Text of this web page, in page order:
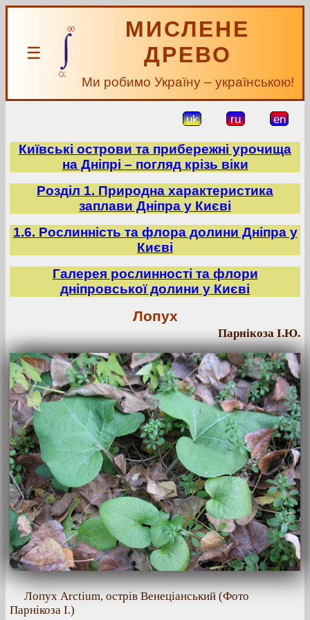
☰
МИСЛЕНЕ
ДРЕВО
Ми робимо Україну – українською!
uk ru en
Київські острови та прибережні урочища
на Дніпрі – погляд крізь віки
Розділ 1. Природна характеристика
заплави Дніпра у Києві
1.6. Рослинність та флора долини Дніпра у
Києві
Галерея рослинності та флори
дніпровської долини у Києві
Лопух
Парнікоза І.Ю.
Лопух Arctium, острів Венеціанський (Фото
Парнікоза І.)